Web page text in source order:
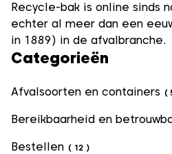
Categorieën
Afvalsoorten en containers (
Bereikbaarheid en
Bestellen ( 12 )
Recycle-bak is online sinds
echter al meer dan een
in 1889) in de afvalbranche.